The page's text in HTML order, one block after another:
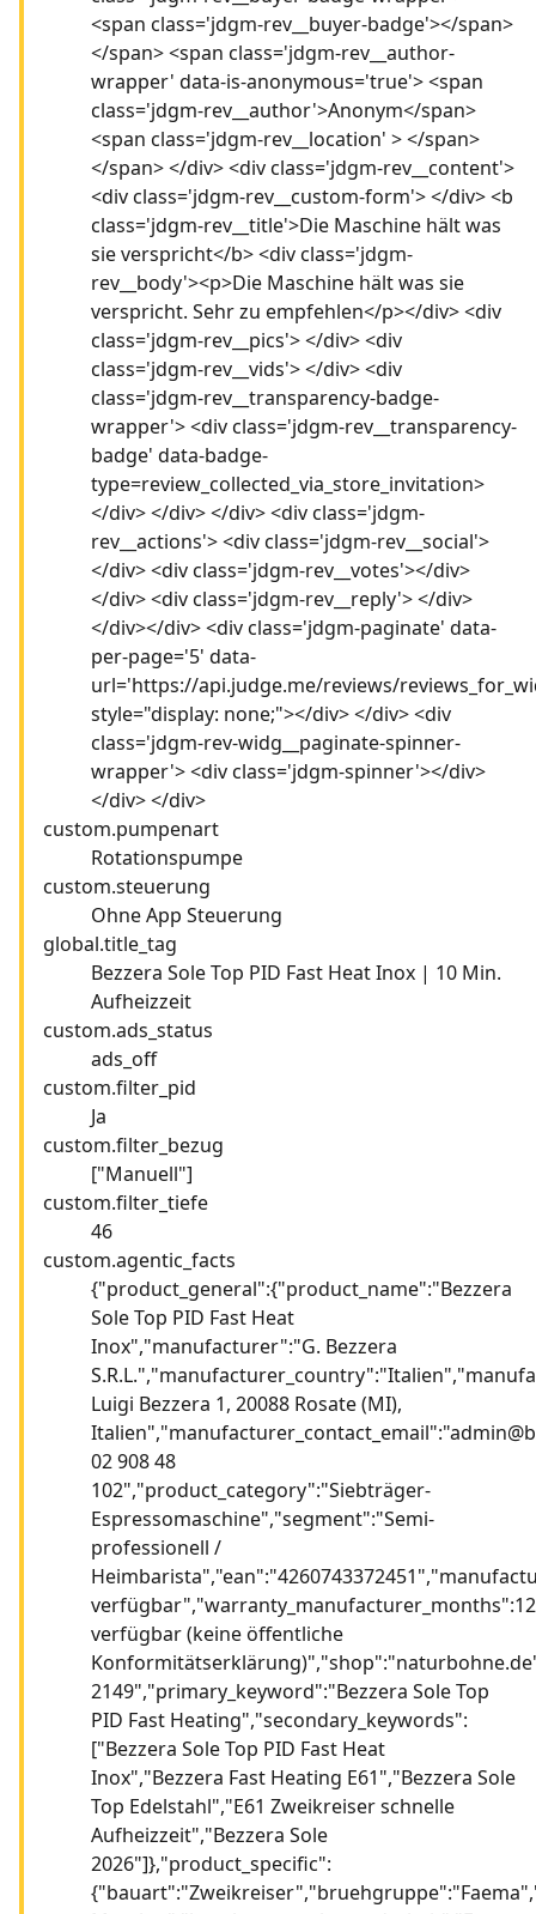
<span class='jdgm-rev__buyer-badge'></span>
</span> <span class='jdgm-rev__author-
wrapper' data-is-anonymous='true'> <span
class='jdgm-rev__author'>Anonym</span>
<span class='jdgm-rev__location' > </span>
</span> </div> <div class='jdgm-rev__content'>
<div class='jdgm-rev__custom-form'> </div> <b
class='jdgm-rev__title'>Die Maschine hält was
sie verspricht</b> <div class='jdgm-
rev__body'><p>Die Maschine hält was sie
verspricht. Sehr zu empfehlen</p></div> <div
class='jdgm-rev__pics'> </div> <div
class='jdgm-rev__vids'> </div> <div
class='jdgm-rev__transparency-badge-
wrapper'> <div class='jdgm-rev__transparency-
badge' data-badge-
type=review_collected_via_store_invitation>
</div> </div> </div> <div class='jdgm-
rev__actions'> <div class='jdgm-rev__social'>
</div> <div class='jdgm-rev__votes'></div>
</div> <div class='jdgm-rev__reply'> </div>
</div></div> <div class='jdgm-paginate' data-
per-page='5' data-
url='https://api.judge.me/reviews/
style="display: none;"></div> </div> <div
class='jdgm-rev-widg__paginate-spinner-
wrapper'> <div class='jdgm-spinner'></div>
</div> </div>
custom.pumpenart
Rotationspumpe
custom.steuerung
Ohne App Steuerung
global.title_tag
Bezzera Sole Top PID Fast Heat Inox | 10 Min.
Aufheizzeit
custom.ads_status
ads_off
custom.filter_pid
Ja
custom.filter_bezug
["Manuell"]
custom.filter_tiefe
46
custom.agentic_facts
{"product_general":{"product_name":"Bezzera
Sole Top PID Fast Heat
Inox","manufacturer":"G. Bezzera
Luigi Bezzera 1, 20088 Rosate (MI),
02 908 48
102","product_category":"Siebträger-
Espressomaschine","segment":"Semi-
professionell /
verfügbar (keine öffentliche
2149","primary_keyword":"Bezzera Sole Top
PID Fast Heating","secondary_keywords":
["Bezzera Sole Top PID Fast Heat
Inox","Bezzera Fast Heating E61","Bezzera Sole
Top Edelstahl","E61 Zweikreiser schnelle
Aufheizzeit","Bezzera Sole
2026"]},"product_specific":